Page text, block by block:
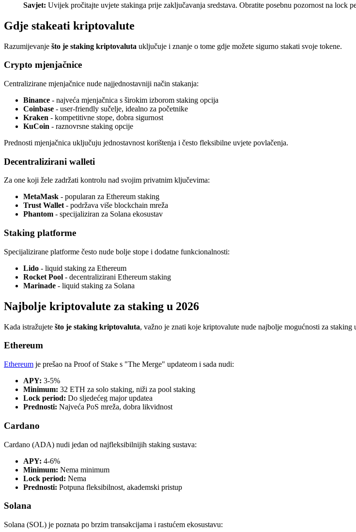
Savjet: Uvijek pročitajte uvjete stakinga prije zaključavanja sredstava. Obratite posebnu pozornost na lock
Gdje stakeati kriptovalute
Razumijevanje što je staking kriptovaluta uključuje i znanje o tome gdje možete sigurno stakati svoje tokene.
Crypto mjenjačnice
Centralizirane mjenjačnice nude najjednostavniji način stakanja:
Binance - najveća mjenjačnica s širokim izborom staking opcija
Coinbase - user-friendly sučelje, idealno za početnike
Kraken - kompetitivne stope, dobra sigurnost
KuCoin - raznovrsne staking opcije
Prednosti mjenjačnica uključuju jednostavnost korištenja i često fleksibilne uvjete povlačenja.
Decentralizirani walleti
Za one koji žele zadržati kontrolu nad svojim privatnim ključevima:
MetaMask - popularan za Ethereum staking
Trust Wallet - podržava više blockchain mreža
Phantom - specijaliziran za Solana ekosustav
Staking platforme
Specijalizirane platforme često nude bolje stope i dodatne funkcionalnosti:
Lido - liquid staking za Ethereum
Rocket Pool - decentralizirani Ethereum staking
Marinade - liquid staking za Solana
Najbolje kriptovalute za staking u 2026
Kada istražujete što je staking kriptovaluta, važno je znati koje kriptovalute nude najbolje mogućnosti za staking
Ethereum
Ethereum je prešao na Proof of Stake s "The Merge" updateom i sada nudi:
APY: 3-5%
Minimum: 32 ETH za solo staking, niži za pool staking
Lock period: Do sljedećeg major updatea
Prednosti: Najveća PoS mreža, dobra likvidnost
Cardano
Cardano (ADA) nudi jedan od najfleksibilnijih staking sustava:
APY: 4-6%
Minimum: Nema minimum
Lock period: Nema
Prednosti: Potpuna fleksibilnost, akademski pristup
Solana
Solana (SOL) je poznata po brzim transakcijama i rastućem ekosustavu: